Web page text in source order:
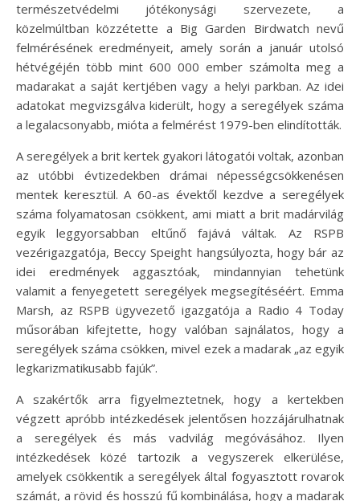
természetvédelmi jótékonysági szervezete, a
közelmúltban közzétette a Big Garden Birdwatch nevű
felmérésének eredményeit, amely során a január utolsó
hétvégéjén több mint 600 000 ember számolta meg a
madarakat a saját kertjében vagy a helyi parkban. Az idei
adatokat megvizsgálva kiderült, hogy a seregélyek száma
a legalacsonyabb, mióta a felmérést 1979-ben elindították.
A seregélyek a brit kertek gyakori látogatói voltak, azonban
az utóbbi évtizedekben drámai népességcsökkenésen
mentek keresztül. A 60-as évektől kezdve a seregélyek
száma folyamatosan csökkent, ami miatt a brit madárvilág
egyik leggyorsabban eltűnő fajává váltak. Az RSPB
vezérigazgatója, Beccy Speight hangsúlyozta, hogy bár az
idei eredmények aggasztóak, mindannyian tehetünk
valamit a fenyegetett seregélyek megsegítéséért. Emma
Marsh, az RSPB ügyvezető igazgatója a Radio 4 Today
műsorában kifejtette, hogy valóban sajnálatos, hogy a
seregélyek száma csökken, mivel ezek a madarak „az egyik
legkarizmatikusabb fajúk”.
A szakértők arra figyelmeztetnek, hogy a kertekben
végzett apróbb intézkedések jelentősen hozzájárulhatnak
a seregélyek és más vadvilág megóvásához. Ilyen
intézkedések közé tartozik a vegyszerek elkerülése,
amelyek csökkentik a seregélyek által fogyasztott rovarok
számát, a rövid és hosszú fű kombinálása, hogy a madarak